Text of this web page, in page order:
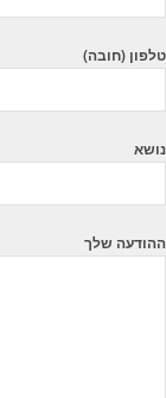
טלפון (חובה)
נושא
ההודעה שלך